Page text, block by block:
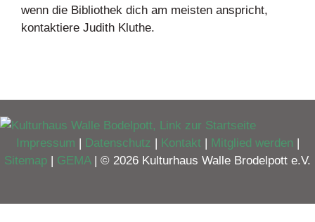
wenn die Bibliothek dich am meisten anspricht,
kontaktiere Judith Kluthe.
Impressum | Datenschutz | Kontakt| Mitglied werden |
Sitemap | GEMA| © 2026 Kulturhaus Walle Brodelpott e.V.